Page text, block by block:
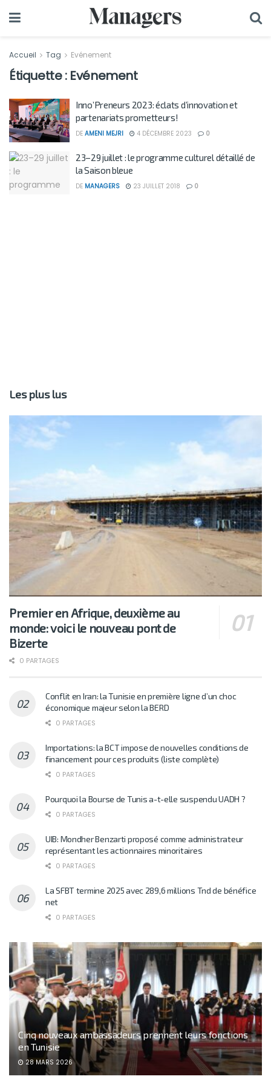
Accueil Tag Evénement
Étiquette : Evénement
Inno’Preneurs 2023: éclats d’innovation et
partenariats prometteurs!
DE AMENI MEJRI 4 DÉCEMBRE 2023 0
23–29 juillet : le programme culturel détaillé de
la Saison bleue
DE MANAGERS 23 JUILLET 2018 0
Les plus lus
Premier en Afrique, deuxième au
monde: voici le nouveau pont de
Bizerte
0 PARTAGES
Conflit en Iran: la Tunisie en première ligne d’un choc
économique majeur selon la BERD
0 PARTAGES
Importations: la BCT impose de nouvelles conditions de
financement pour ces produits (liste complète)
0 PARTAGES
Pourquoi la Bourse de Tunis a-t-elle suspendu UADH ?
0 PARTAGES
UIB: Mondher Benzarti proposé comme administrateur
représentant les actionnaires minoritaires
0 PARTAGES
La SFBT termine 2025 avec 289,6 millions Tnd de bénéfice
net
0 PARTAGES
Cinq nouveaux ambassadeurs prennent leurs fonctions
en Tunisie
28 MARS 2026